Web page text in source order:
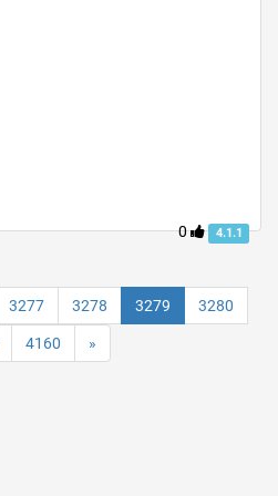
0 4.1.1
3277 3278 3279 3280
4160 »